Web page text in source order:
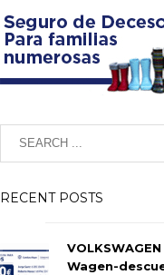
RECENT POSTS
Wagen-